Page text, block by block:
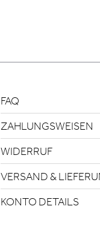
FAQ
ZAHLUNGSWEISEN
WIDERRUF
VERSAND &
KONTO DETAILS